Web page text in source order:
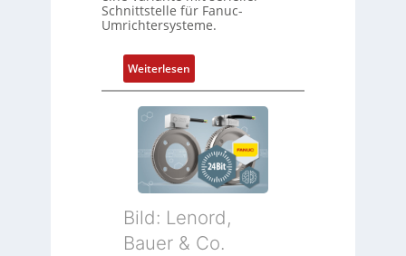
Schnittstelle für Fanuc-
Umrichtersysteme.
Weiterlesen:
D
r
e
h
g
e
e
Bild: Lenord,
Bauer & Co.